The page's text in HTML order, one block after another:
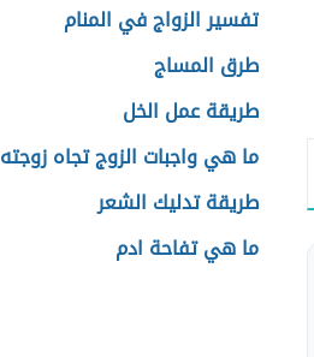
تفسير الزواج في المنام
طرق المساج
طريقة عمل الخل
ما هي واجبات الزوج تجاه زوجته
طريقة تدليك الشعر
ما هي تفاحة ادم